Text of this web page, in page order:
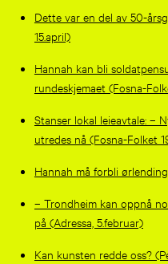
Dette var en del av 50-
15.april)
Hannah kan bli
rundeskjemaet (Fosna-
Stanser lokal leieavtale: –
utredes nå (Fosna-Folket
Hannah må forbli
– Trondheim kan oppnå
på (Adressa, 5.februar)
Kan kunsten redde oss?